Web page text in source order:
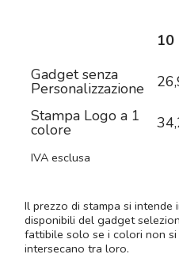
10
Gadget senza
Personalizzazione
Stampa Logo a 1
colore
IVA esclusa
Il prezzo di stampa si intende
disponibili del gadget
fattibile solo se i colori non
intersecano tra loro.